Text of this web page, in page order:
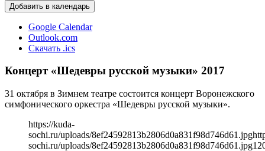
Добавить в календарь
Google Calendar
Outlook.com
Скачать .ics
Концерт «Шедевры русской музыки» 2017
31 октября в Зимнем театре состоится концерт Воронежского
симфонического оркестра «Шедевры русской музыки».
https://kuda-
sochi.ru/uploads/8ef24592813b2806d0a831f98d746d61.jpg
sochi.ru/uploads/8ef24592813b2806d0a831f98d746d61.jpg